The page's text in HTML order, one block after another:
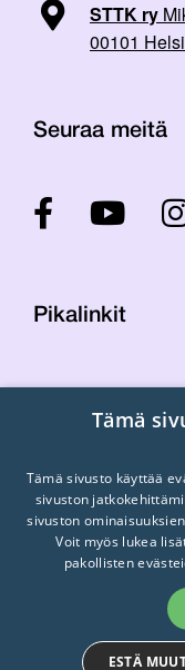
STTK ry
00101
Seuraa meitä
Pikalinkit
Laskutustiedot
Tietosuojaseloste
Turvallisemman
Tämä
Tämä sivusto käyttää
sivuston
sivuston
Voit myös lukea
pakollisten
ESTÄ